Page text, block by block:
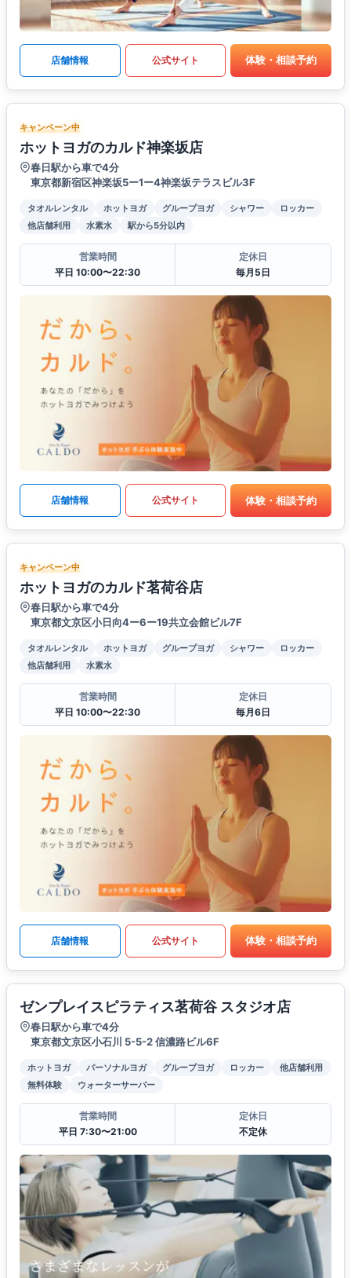
店舗情報 公式サイト 体験・相談予約
キャンペーン中
ホットヨガのカルド神楽坂店
春日駅から車で4分
東京都新宿区神楽坂5ー1ー4神楽坂テラスビル3F
タオルレンタル ホットヨガ グループヨガ シャワー
ロッカー
他店舗利用
水素水 駅から5分以内
営業時間
平日 10:00〜22:30
定休日
毎月5日
店舗情報 公式サイト 体験・相談予約
キャンペーン中
ホットヨガのカルド茗荷谷店
春日駅から車で4分
東京都文京区小日向4ー6ー19共立会館ビル7F
タオルレンタル ホットヨガ グループヨガ シャワー
ロッカー
他店舗利用
水素水
営業時間
平日 10:00〜22:30
定休日
毎月6日
店舗情報 公式サイト 体験・相談予約
ゼンプレイスピラティス茗荷谷 スタジオ店
春日駅から車で4分
東京都文京区小石川 5-5-2 信濃路ビル6F
ホットヨガ パーソナルヨガ グループヨガ ロッカー
他店舗利用
無料体験
ウォーターサーバー
営業時間
平日 7:30〜21:00
定休日
不定休